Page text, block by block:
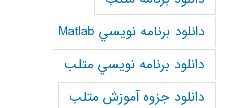
دانلود برنامه نويسي Matlab
دانلود برنامه نويسي متلب
دانلود جزوه آموزش متلب